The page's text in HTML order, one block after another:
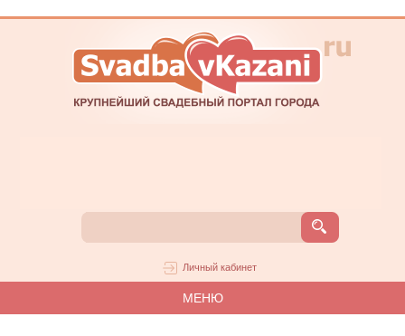
Личный кабинет
МЕНЮ